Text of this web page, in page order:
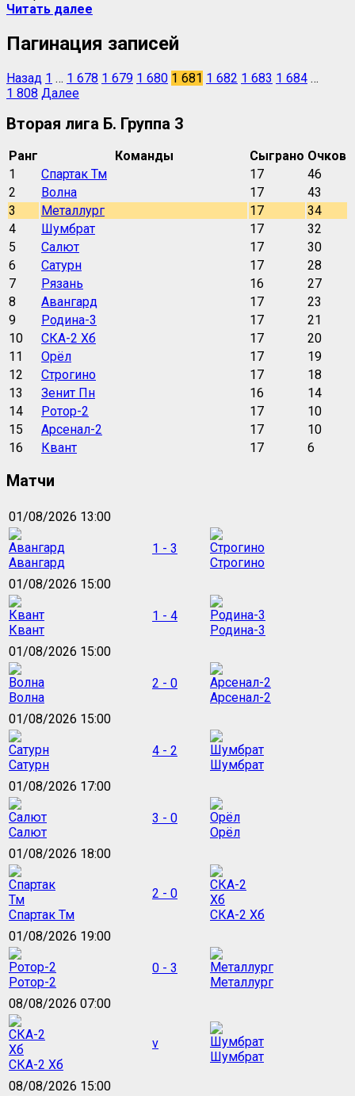
Читать далее
Пагинация записей
Назад 1 … 1 678 1 679 1 680 1 681 1 682 1 683 1 684 …
1 808 Далее
Вторая лига Б. Группа 3
Ранг Команды Сыграно Очков
1
Спартак Тм 17
46
2
Волна 17
43
3
Металлург 17
34
4
Шумбрат 17
32
5
Салют 17
30
6
Сатурн 17
28
7
Рязань 16
27
8
Авангард 17
23
9
Родина-3 17
21
10
СКА-2 Хб 17
20
11
Орёл 17
19
12
Строгино 17
18
13
Зенит Пн 16
14
14
Ротор-2 17
10
15
Арсенал-2 17
10
16
Квант 17 6
Матчи
01/08/2026 13:00
Авангард
1 - 3
Строгино
01/08/2026 15:00
Квант
1 - 4
Родина-3
01/08/2026 15:00
Волна
2 - 0
Арсенал-2
01/08/2026 15:00
Сатурн
4 - 2
Шумбрат
01/08/2026 17:00
Салют
3 - 0
Орёл
01/08/2026 18:00
Спартак Тм
2 - 0
СКА-2 Хб
01/08/2026 19:00
Ротор-2
0 - 3
Металлург
08/08/2026 07:00
СКА-2 Хб
v
Шумбрат
08/08/2026 15:00